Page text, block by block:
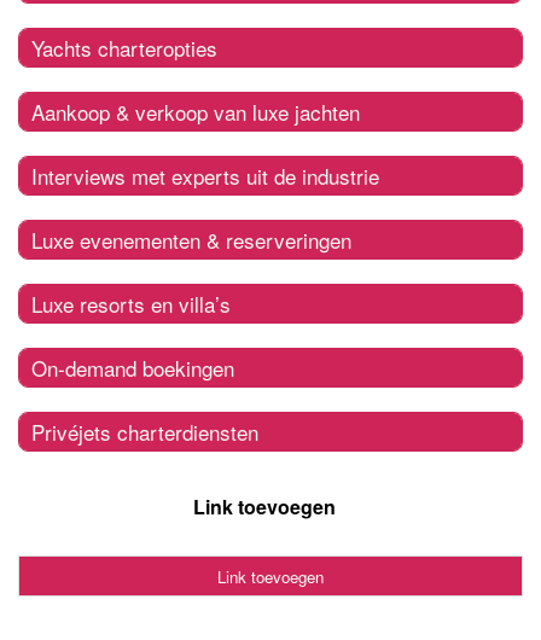
Yachts charteropties
Aankoop & verkoop van luxe jachten
Interviews met experts uit de industrie
Luxe evenementen & reserveringen
Luxe resorts en villa’s
On-demand boekingen
Privéjets charterdiensten
Link toevoegen
Link toevoegen